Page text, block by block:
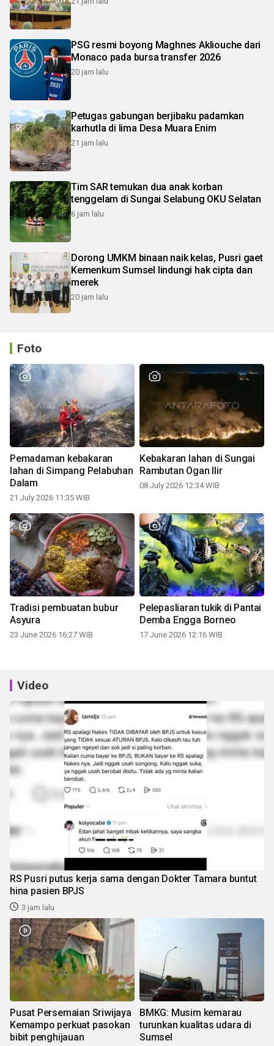
PSG resmi boyong Maghnes Akliouche dari
Monaco pada bursa transfer 2026
20 jam lalu
Petugas gabungan berjibaku padamkan
karhutla di lima Desa Muara Enim
21 jam lalu
Tim SAR temukan dua anak korban
tenggelam di Sungai Selabung OKU Selatan
6 jam lalu
Dorong UMKM binaan naik kelas, Pusri gaet
Kemenkum Sumsel lindungi hak cipta dan
merek
20 jam lalu
Foto
Pemadaman kebakaran
lahan di Simpang Pelabuhan
Dalam
21 July 2026 11:35 WIB
Kebakaran lahan di Sungai
Rambutan Ogan Ilir
08 July 2026 12:34 WIB
Tradisi pembuatan bubur
Asyura
23 June 2026 16:27 WIB
Pelepasliaran tukik di Pantai
Demba Engga Borneo
17 June 2026 12:16 WIB
Video
RS Pusri putus kerja sama dengan Dokter Tamara buntut
hina pasien BPJS
3 jam lalu
Pusat Persemaian Sriwijaya
Kemampo perkuat pasokan
bibit penghijauan
BMKG: Musim kemarau
turunkan kualitas udara di
Sumsel